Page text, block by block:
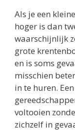
Als je een
hoger is dan
waarschijnlijk
grote
en is soms
misschien
in te huren.
voltooien
zichzelf in